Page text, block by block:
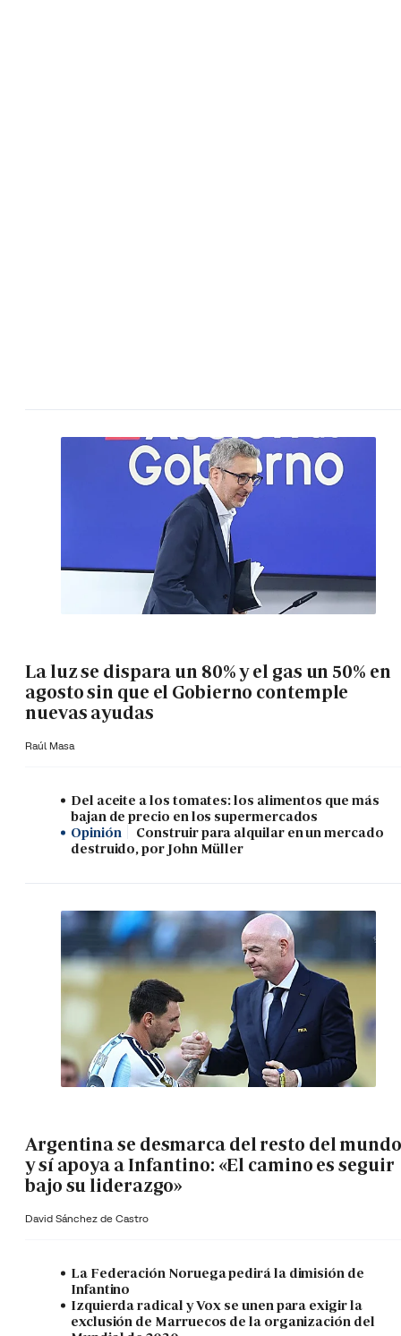
La luz se dispara un 80% y el gas un 50% en
agosto sin que el Gobierno contemple
nuevas ayudas
Raúl Masa
Del aceite a los tomates: los alimentos que más
bajan de precio en los supermercados
Opinión
Construir para alquilar en un mercado
destruido, por John Müller
Argentina se desmarca del resto del mundo
y sí apoya a Infantino: «El camino es seguir
bajo su liderazgo»
David Sánchez de Castro
La Federación Noruega pedirá la dimisión de
Infantino
Izquierda radical y Vox se unen para exigir la
exclusión de Marruecos de la organización del